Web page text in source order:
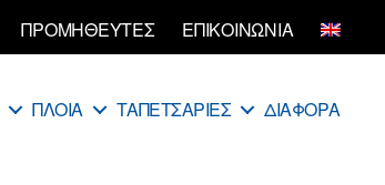
ΠΡΟΜΗΘΕΥΤΕΣ ΕΠΙΚΟΙΝΩΝΙΑ
ΠΛΟΙΑ ΤΑΠΕΤΣΑΡΙΕΣ ΔΙΑΦΟΡΑ